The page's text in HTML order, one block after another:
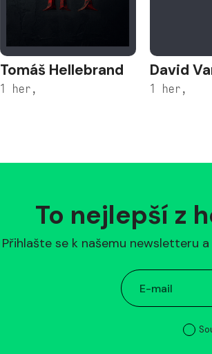
Tomáš Hellebrand
1 her,
David
1 her,
To nejlepší z
Přihlašte se k našemu newsletteru